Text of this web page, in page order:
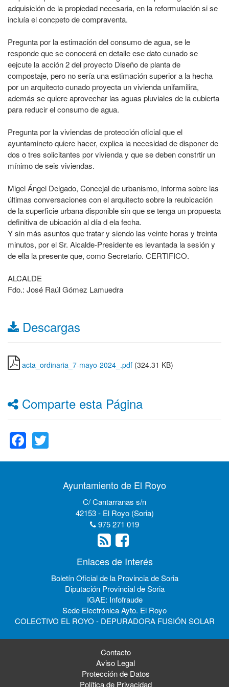
adquisición de la propiedad necesaria, en la reformulación si se
incluía el concpeto de compraventa.
Pregunta por la estimación del consumo de agua, se le
responde que se conocerá en detalle ese dato cunado se
eejcute la acción 2 del proyecto Diseño de planta de
compostaje, pero no sería una estimación superior a la hecha
por un arquitecto cunado proyecta un vivienda unifamilira,
además se quiere aprovechar las aguas pluviales de la cubierta
para reducir el consumo de agua.
Pregunta por la viviendas de protección oficial que el
ayuntamineto quiere hacer, explica la necesidad de disponer de
dos o tres solicitantes por vivienda y que se deben constrtir un
mínimo de seis viviendas.
Migel Ángel Delgado, Concejal de urbanismo, informa sobre las
últimas conversaciones con el arquitecto sobre la reubicación
de la superficie urbana disponible sin que se tenga un propuesta
definitiva de ubicación al día d ela fecha.
Y sin más asuntos que tratar y siendo las veinte horas y treinta
minutos, por el Sr. Alcalde-Presidente es levantada la sesión y
de ella la presente que, como Secretario. CERTIFICO.
ALCALDE
Fdo.: José Raúl Gómez Lamuedra
Descargas
acta_ordinaria_7-mayo-2024_.pdf (324.31 KB)
Comparte esta Página
Facebook
Ayuntamiento de El Royo
C/ Cantarranas s/n
42153 - El Royo (Soria)
975 271 019
Enlaces de Interés
Boletín Oficial de la Provincia de Soria
Diputación Provincial de Soria
IGAE: Infofraude
Sede Electrónica Ayto. El Royo
COLECTIVO EL ROYO - DEPURADORA FUSIÓN SOLAR
Contacto
Aviso Legal
Protección de Datos
Política de Privacidad